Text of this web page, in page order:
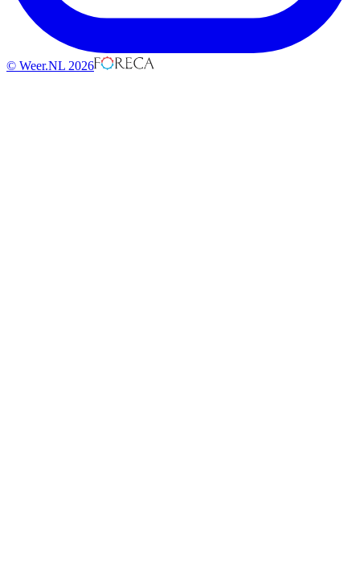
© Weer.NL 2026